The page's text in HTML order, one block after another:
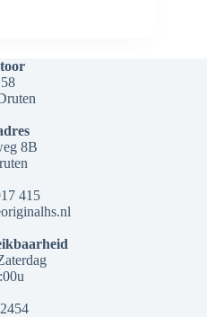
8B
415